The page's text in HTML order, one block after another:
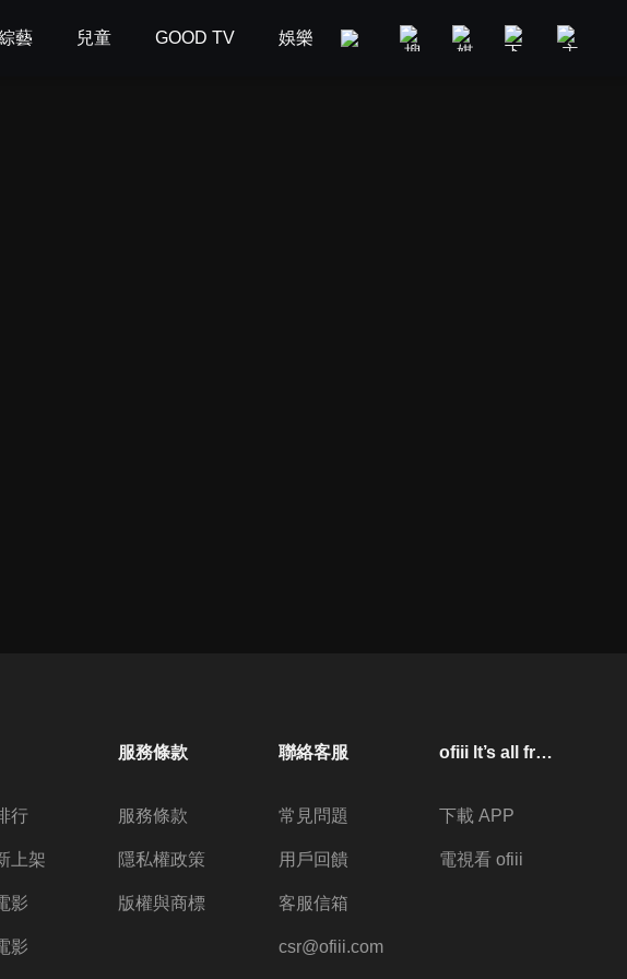
藝 兒童 GOOD TV 娛樂 美食旅遊 新聞政論
行
上架
影
影
服務條款
服務條款
隱私權政策
版權與商標
聯絡客服
常見問題
用戶回饋
客服信箱
csr@ofiii.com
ofiii lt’s all free
下載 APP
電視看 ofiii